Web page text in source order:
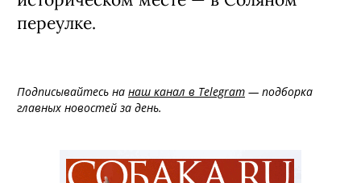
переулке.
Подписывайтесь на наш канал в Telegram — подборка
главных новостей за день.